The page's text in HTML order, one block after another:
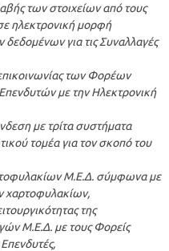
των στοιχείων από τους
ηλεκτρονική μορφή
για τις Συναλλαγές
των Φορέων
με την Ηλεκτρονική
με τρίτα συστήματα
τομέα για τον σκοπό του
Μ.Ε.Δ. σύμφωνα με
χαρτοφυλακίων,
της
Μ.Ε.Δ. με τους Φορείς